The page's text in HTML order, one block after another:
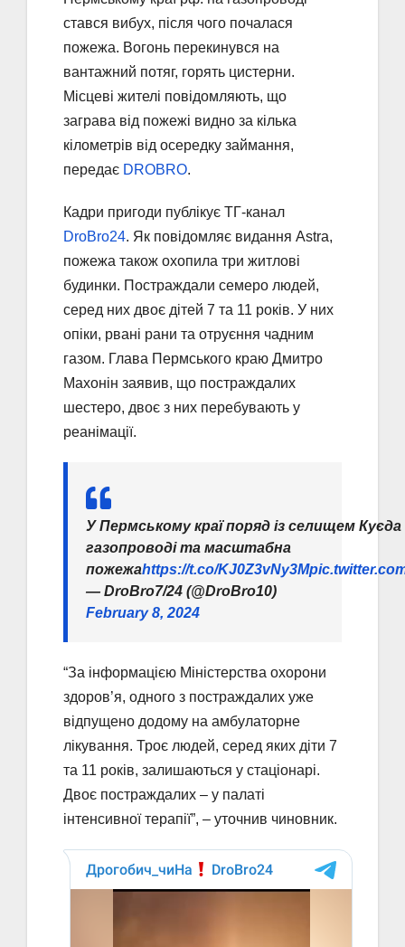
стався вибух, після чого почалася
пожежа. Вогонь перекинувся на
вантажний потяг, горять цистерни.
Місцеві жителі повідомляють, що
заграва від пожежі видно за кілька
кілометрів від осередку займання,
передає DROBRO.
Кадри пригоди публікує ТГ-канал
DroBro24. Як повідомляє видання Astra,
пожежа також охопила три житлові
будинки. Постраждали семеро людей,
серед них двоє дітей 7 та 11 років. У них
опіки, рвані рани та отруєння чадним
газом. Глава Пермського краю Дмитро
Махонін заявив, що постраждалих
шестеро, двоє з них перебувають у
реанімації.
У Пермському краї поряд із селищем Куєда
газопроводі та масштабна
пожежаhttps://t.co/KJ0Z3vNy3M
— DroBro7/24 (@DroBro10)
February 8, 2024
“За інформацією Міністерства охорони
здоров’я, одного з постраждалих уже
відпущено додому на амбулаторне
лікування. Троє людей, серед яких діти 7
та 11 років, залишаються у стаціонарі.
Двоє постраждалих – у палаті
інтенсивної терапії”, – уточнив чиновник.